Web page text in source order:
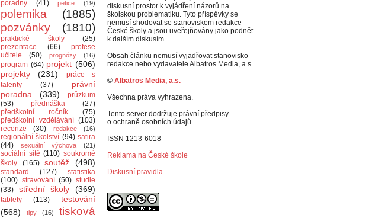
poradny
(41) petice (19)
polemika
(1885)
pozvánky
(1810)
praktické školy
(25)
prezentace
(66)
profese
učitele
(50) prognózy (16)
program (64) projekt (506)
projekty
(231)
práce s
talenty
(37)
právní
poradna
(339)
průzkum
(53)
přednáška
(27)
předškolní ročník
(75)
předškolní vzdělávání (103)
recenze
(30) redakce (16)
regionální školství (94) satira
(44)
sexuální výchova (21)
sociální sítě (110) soukromé
školy
(165) soutěž (498)
standard (127)
statistika
(100) stravování (50) studie
(33)
střední školy (369)
tablety (113)
testování
(568)
tipy (16)
tisková
diskusní prostor k vyjádření názorů na
školskou problematiku. Tyto příspěvky se
nemusí shodovat se stanoviskem redakce
České školy a jsou uveřejňovány jako podnět
k dalším diskusím.
Obsah článků nemusí vyjadřovat stanovisko
redakce nebo vydavatele Albatros Media, a.s.
© Albatros Media, a.s.
Všechna práva vyhrazena.
Tento server dodržuje právní předpisy
o ochraně osobních údajů.
ISSN 1213-6018
Reklama na České škole
Diskusní pravidla